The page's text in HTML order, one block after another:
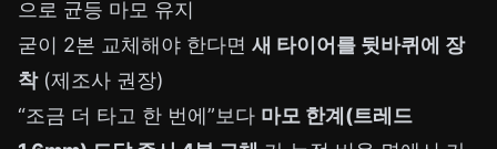
으로 균등 마모 유지
굳이 2본 교체해야 한다면 새 타이어를 뒷바퀴에 장
착(제조사 권장)
“조금 더 타고 한 번에”보다 마모 한계(트레드